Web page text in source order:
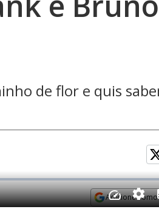
de flor e quis
Adicione
Velocidade